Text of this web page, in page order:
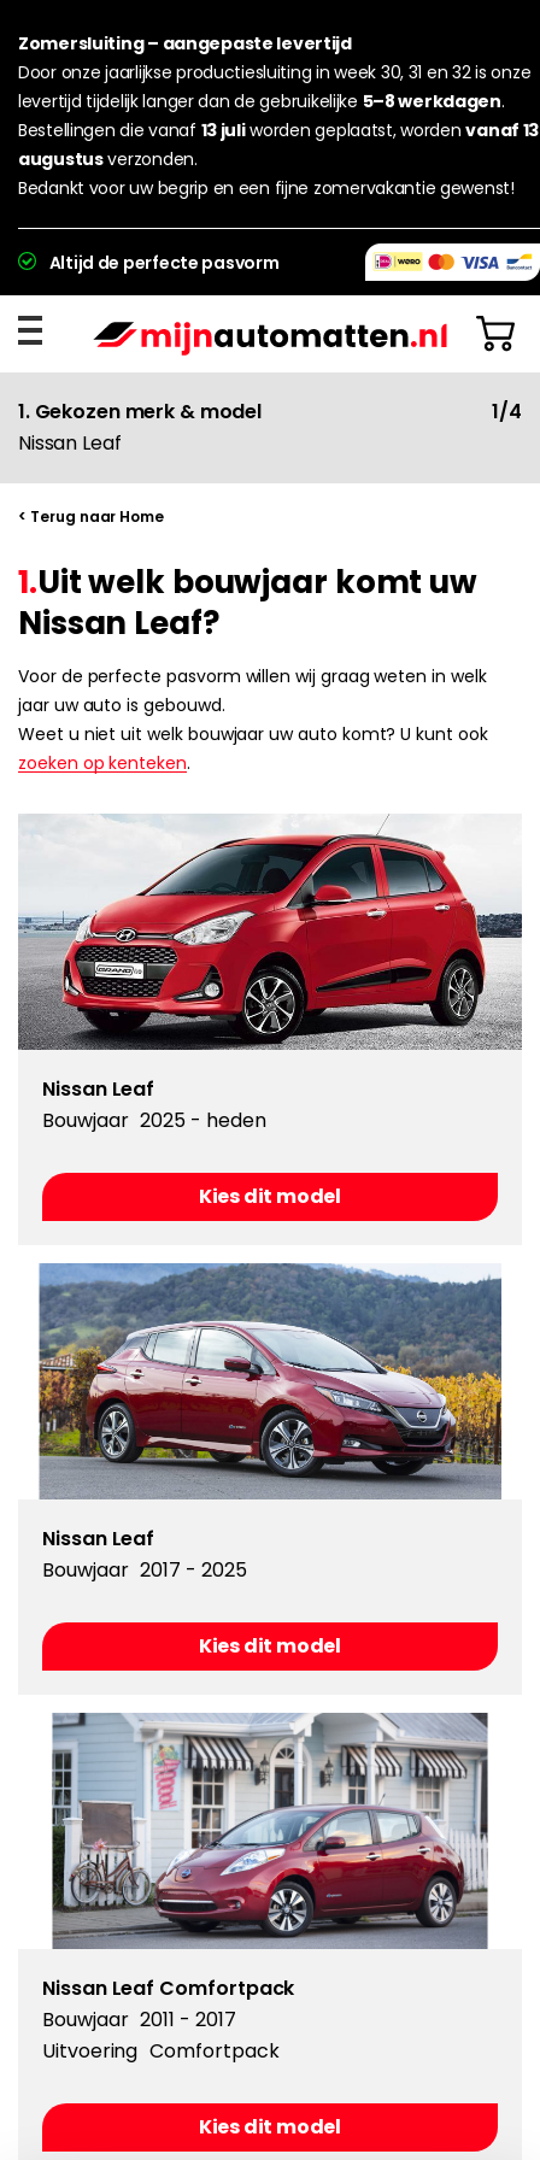
Zomersluiting – aangepaste levertijd
Door onze jaarlijkse productiesluiting in week 30, 31 en 32 is onze
levertijd tijdelijk langer dan de gebruikelijke 5–8 werkdagen.
Bestellingen die vanaf 13 juliworden geplaatst, wordenvanaf 13
augustusverzonden.
Bedankt voor uw begrip en een fijne zomervakantie gewenst!
Altijd de perfecte pasvorm
1. Gekozen merk & model
Nissan Leaf
1/4
< Terug naar Home
1.Uit welk bouwjaar komt uw
Nissan Leaf?
Voor de perfecte pasvorm willen wij graag weten in welk
jaar uw auto is gebouwd.
Weet u niet uit welk bouwjaar uw auto komt? U kunt ook
zoeken op kenteken.
Nissan Leaf
Bouwjaar 2025 - heden
Kies dit model
Nissan Leaf
Bouwjaar 2017 - 2025
Kies dit model
Nissan Leaf Comfortpack
Bouwjaar 2011 - 2017
Uitvoering Comfortpack
Kies dit model